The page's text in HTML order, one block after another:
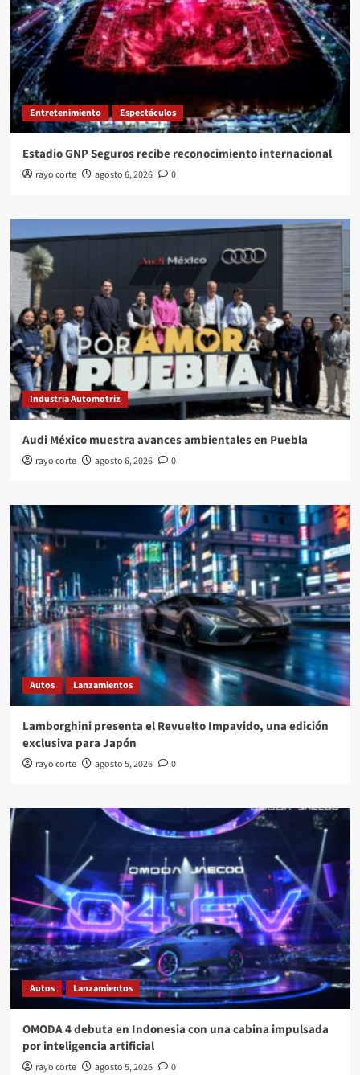
Entretenimiento Espectáculos
Estadio GNP Seguros recibe reconocimiento internacional
rayo corte agosto 6, 2026 0
Industria Automotriz
Audi México muestra avances ambientales en Puebla
rayo corte agosto 6, 2026 0
Autos Lanzamientos
Lamborghini presenta el Revuelto Impavido, una edición
exclusiva para Japón
rayo corte agosto 5, 2026 0
Autos Lanzamientos
OMODA 4 debuta en Indonesia con una cabina impulsada
por inteligencia artificial
rayo corte agosto 5, 2026 0